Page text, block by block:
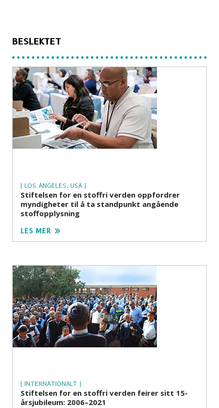
BESLEKTET
| LOS ANGELES, USA |
Stiftelsen for en stoffri verden oppfordrer
myndigheter til å ta standpunkt angående
stoffopplysning
LES MER
| INTERNATIONALT |
Stiftelsen for en stoffri verden feirer sitt 15-
årsjubileum: 2006–2021